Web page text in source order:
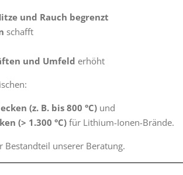
und Rauch begrenzt
schafft
und Umfeld erhöht
(z. B. bis 800 °C) und
(> 1.300 °C)für Lithium-Ionen-Brände.
Bestandteil unserer Beratung.